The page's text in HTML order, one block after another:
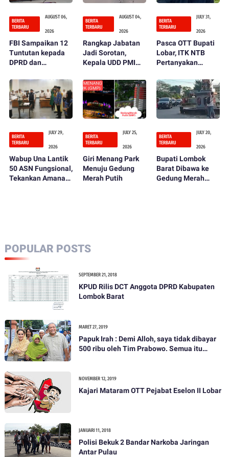
BERITA
TERBARU
AUGUST 06,
2026
FBI Sampaikan 12
Tuntutan kepada
DPRD dan
Kabupaten Lombok
Barat
BERITA
TERBARU
AUGUST 04,
2026
Rangkap Jabatan
Jadi Sorotan,
Kepala UDD PMI
Ditegur dan
Diminta Mundur
BERITA
TERBARU
JULY 31,
2026
Pasca OTT Bupati
Lobar, ITK NTB
Pertanyakan
DPRD dan
Inspektorat
BERITA
TERBARU
JULY 29,
2026
Wabup Una Lantik
50 ASN Fungsional,
Tekankan Amanah
BERITA
TERBARU
JULY 25,
2026
Giri Menang Park
Menuju Gedung
Merah Putih
BERITA
TERBARU
JULY 20,
2026
Bupati Lombok
Barat Dibawa ke
Gedung Merah
POPULAR POSTS
SEPTEMBER 21, 2018
KPUD Rilis DCT Anggota DPRD Kabupaten
Lombok Barat
MARET 27, 2019
Papuk Irah : Demi Alloh, saya tidak dibayar
500 ribu oleh Tim Prabowo. Semua itu
NOVEMBER 12, 2019
Kajari Mataram OTT Pejabat Eselon II Lobar
JANUARI 11, 2018
Polisi Bekuk 2 Bandar Narkoba Jaringan
Antar Pulau